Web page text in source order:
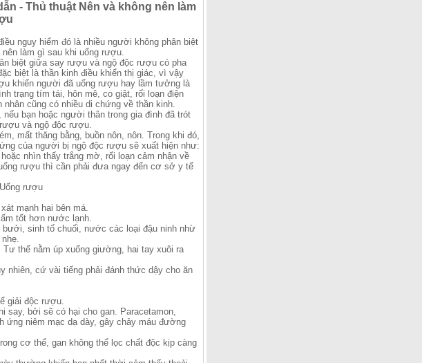
- Thủ thuật Nên và không nên làm
nguy hiểm đó là nhiều người không phân biệt
làm gì sau khi uống rượu.
biệt giữa say rượu và ngộ độc rượu có pha
biệt là thần kinh điều khiển thị giác, vì vậy
khiến người đã uống rượu hay lầm tưởng là
trạng tím tái, hôn mê, co giật, rối loạn điện
cũng có nhiều di chứng về thần kinh.
bạn hoặc người thân trong gia đình đã trót
và ngộ độc rượu.
mất thăng bằng, buồn nôn, nôn. Trong khi đó,
của người bị ngộ độc rượu sẽ xuất hiện như:
nhìn thấy trắng mờ, rối loạn cảm nhận về
rượu thì cần phải đưa ngay đến cơ sở y tế
rượu
mạnh hai bên má.
tốt hơn nước lạnh.
sinh tố chuối, nước các loại đậu ninh nhừ
thế nằm úp xuống giường, hai tay xuôi ra
nhiên, cứ vài tiếng phải đánh thức dậy cho ăn
giải độc rượu.
say, bởi sẽ có hại cho gan. Paracetamon,
ứng niêm mạc dạ dày, gây chảy máu đường
cơ thể, gan không thể lọc chất độc kịp càng